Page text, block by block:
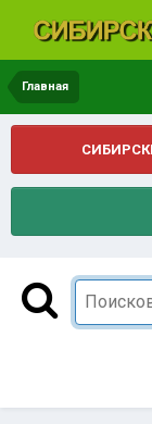
Главная